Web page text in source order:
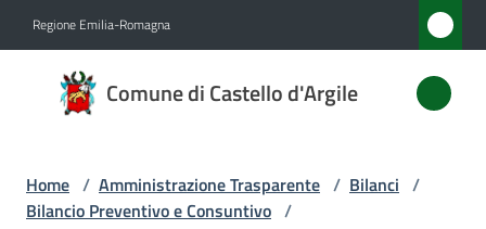
Regione Emilia-Romagna
Comune di Castello d'Argile
Comune
di
d'Argile
Home / Amministrazione Trasparente / Bilanci /
Bilancio Preventivo e Consuntivo /